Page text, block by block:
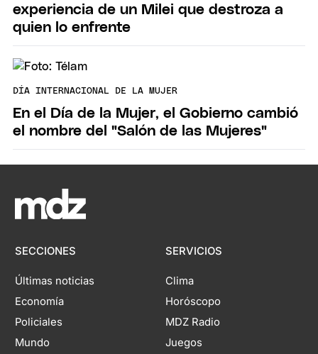
experiencia de un Milei que destroza a
quien lo enfrente
DÍA INTERNACIONAL DE LA MUJER
En el Día de la Mujer, el Gobierno cambió
el nombre del "Salón de las Mujeres"
SECCIONES
Últimas noticias
Economía
Policiales
Mundo
SERVICIOS
Clima
Horóscopo
MDZ Radio
Juegos